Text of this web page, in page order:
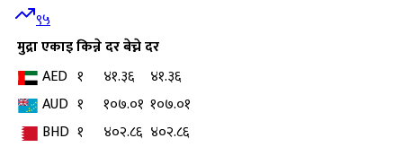
९५
मुद्राएकाइकिन्ने दरबेच्ने दर
AED १ ४१.३६
४१.३६
AUD १ १०७.०१ १०७.०१
BHD १ ४०२.८६ ४०२.८६